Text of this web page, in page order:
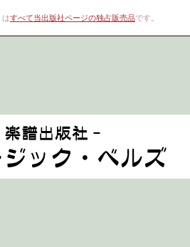
はすべて当出版社ページの独占販売品です。